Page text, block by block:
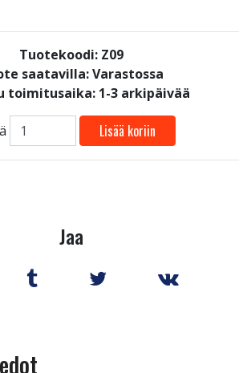
Tuotekoodi: Z09
saatavilla:Varastossa
toimitusaika: 1-3 arkipäivää
Lisää koriin
Jaa